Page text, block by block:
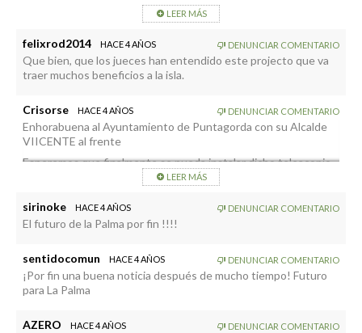
LEER MÁS
felixrod2014 HACE 4 AÑOS DENUNCIAR COMENTARIO
Que bien, que los jueces han entendido este projecto que va
traer muchos beneficios a la isla.
Crisorse HACE 4 AÑOS DENUNCIAR COMENTARIO
Enhorabuena al Ayuntamiento de Puntagorda con su Alcalde
VIICENTE al frente
Esperemos que finalmente se pueda instalar dicho teleacopio
LEER MÁS
sirinoke HACE 4 AÑOS DENUNCIAR COMENTARIO
El futuro de la Palma por fin !!!!
sentidocomun HACE 4 AÑOS DENUNCIAR COMENTARIO
¡Por fin una buena noticia después de mucho tiempo! Futuro
para La Palma
AZERO HACE 4 AÑOS DENUNCIAR COMENTARIO